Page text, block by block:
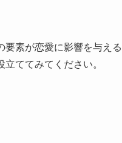
要素が恋愛に影響を与える
ててみてください。